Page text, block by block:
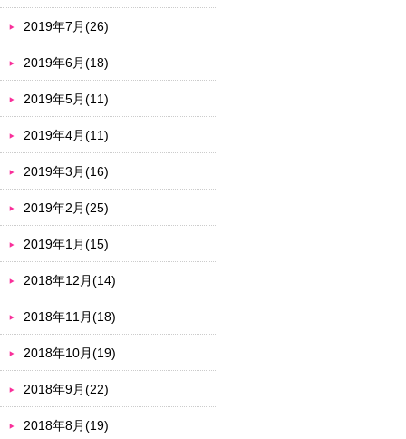
2019年7月(26)
2019年6月(18)
2019年5月(11)
2019年4月(11)
2019年3月(16)
2019年2月(25)
2019年1月(15)
2018年12月(14)
2018年11月(18)
2018年10月(19)
2018年9月(22)
2018年8月(19)